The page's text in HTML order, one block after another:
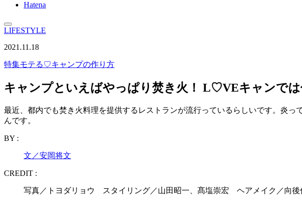
Hatena
LIFESTYLE
2021.11.18
特集モテる♡キャンプの作り方
キャンプといえばやっぱり焚き火！ L♡VEキャンでは
最近、都内でも焚き火料理を提供するレストランが流行っているらしいです。炎
んです。
BY :
文／安岡将文
CREDIT :
写真／トヨダリョウ スタイリング／山田昭一、髙塩崇宏 ヘアメイク／向